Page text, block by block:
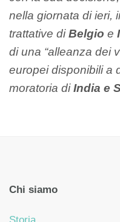
nella giornata di ieri,
trattative diBelgio e
di una “alleanza dei
europei disponibili a
moratoria diIndia e
Chi siamo